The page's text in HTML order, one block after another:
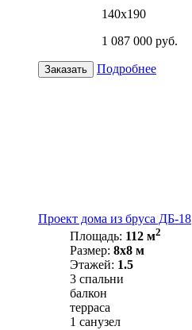
140х190
1 087 000 руб.
Заказать Подробнее
Проект дома из бруса ДБ-18
Площадь: 112 м2
Размер: 8х8 м
Этажей: 1.5
3 спальни
балкон
терраса
1 санузел